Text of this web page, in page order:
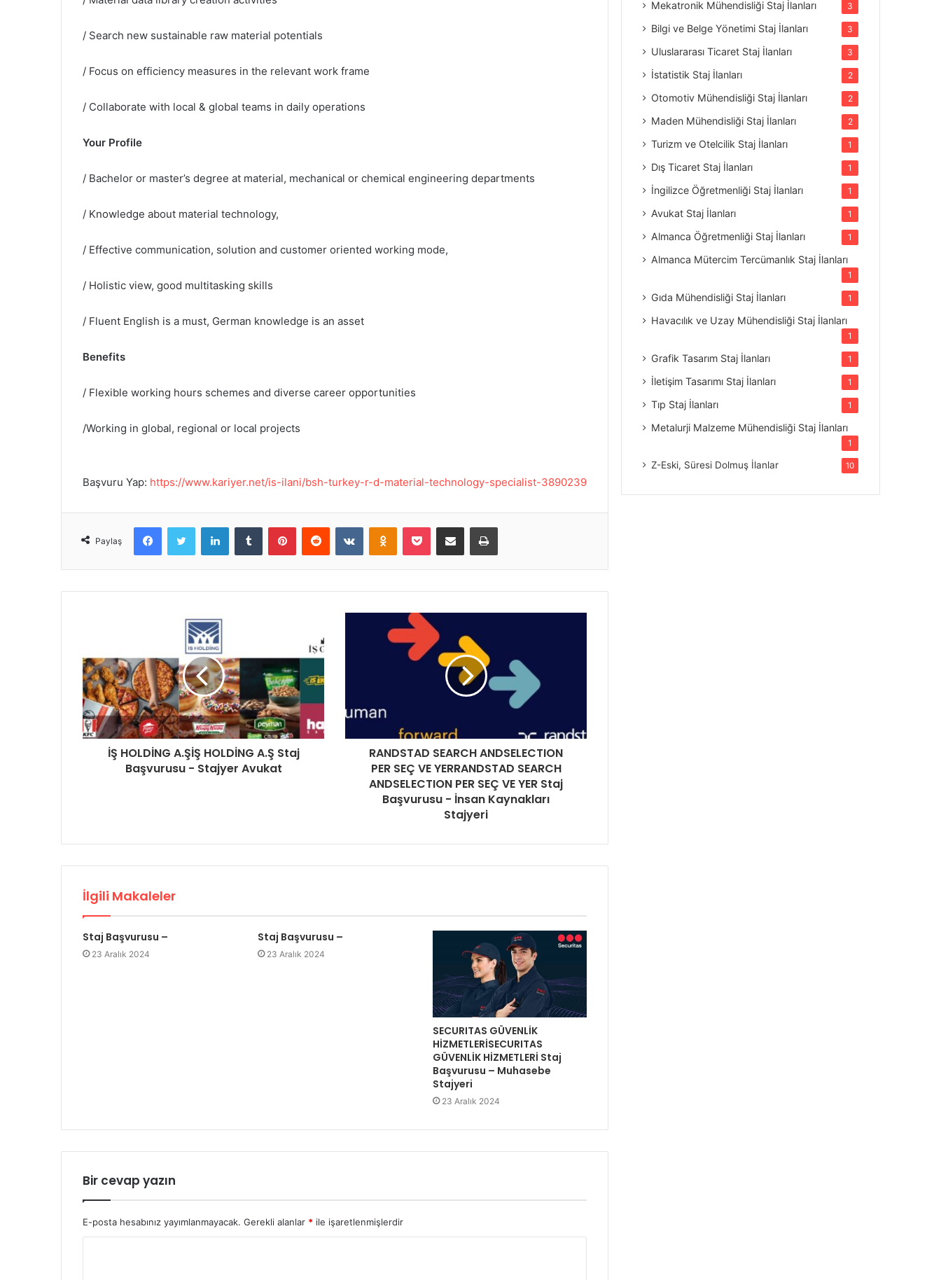
/ Search new sustainable raw material potentials
/ Focus on efficiency measures in the relevant work frame
/ Collaborate with local & global teams in daily operations
Your Profile
/ Bachelor or master’s degree at material, mechanical or chemical engineering departments
/ Knowledge about material technology,
/ Effective communication, solution and customer oriented working mode,
/ Holistic view, good multitasking skills
/ Fluent English is a must, German knowledge is an asset
Benefits
/ Flexible working hours schemes and diverse career opportunities
/Working in global, regional or local projects
Başvuru Yap: https://www.kariyer.net/is-ilani/bsh-turkey-r-d-material-technology-specialist-3890239
Paylaş
İŞ HOLDİNG A.ŞİŞ HOLDİNG A.Ş Staj
Başvurusu - Stajyer Avukat
RANDSTAD SEARCH ANDSELECTION
PER SEÇ VE YERRANDSTAD SEARCH
ANDSELECTION PER SEÇ VE YER Staj
Başvurusu - İnsan Kaynakları
Stajyeri
İlgili Makaleler
Staj Başvurusu –
23 Aralık 2024
Staj Başvurusu –
23 Aralık 2024
SECURITAS GÜVENLİK
HİZMETLERİSECURITAS
GÜVENLİK HİZMETLERİ Staj
Başvurusu – Muhasebe
Stajyeri
23 Aralık 2024
Bir cevap yazın
E-posta hesabınız yayımlanmayacak. Gerekli alanlar * ile işaretlenmişlerdir
Mekatronik Mühendisliği Staj İlanları 3
Bilgi ve Belge Yönetimi Staj İlanları 3
Uluslararası Ticaret Staj İlanları 3
İstatistik Staj İlanları 2
Otomotiv Mühendisliği Staj İlanları 2
Maden Mühendisliği Staj İlanları 2
Turizm ve Otelcilik Staj İlanları 1
Dış Ticaret Staj İlanları 1
İngilizce Öğretmenliği Staj İlanları 1
Avukat Staj İlanları 1
Almanca Öğretmenliği Staj İlanları 1
Almanca Mütercim Tercümanlık Staj İlanları
1
Gıda Mühendisliği Staj İlanları 1
Havacılık ve Uzay Mühendisliği Staj İlanları
1
Grafik Tasarım Staj İlanları 1
İletişim Tasarımı Staj İlanları 1
Tıp Staj İlanları 1
Metalurji Malzeme Mühendisliği Staj İlanları
1
Z-Eski, Süresi Dolmuş İlanlar 10